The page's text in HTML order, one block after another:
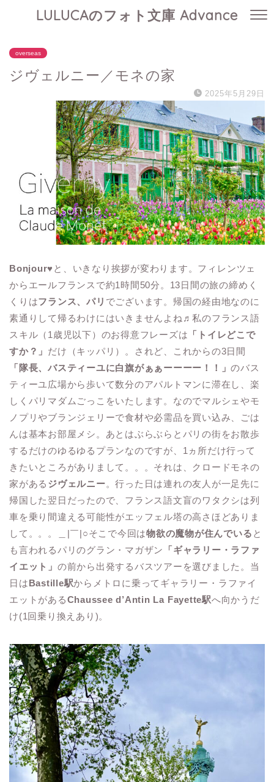
LULUCAのフォト文庫 Advance
overseas
ジヴェルニー／モネの家
2025年5月29日
Bonjour♥と、いきなり挨拶が変わります。フィレンツェ
からエールフランスで約1時間50分。13日間の旅の締めく
くりはフランス、パリ でございます。帰国の経由地なのに
素通りして帰るわけにはいきませんよね♬私のフランス語
スキル（1歳児以下）のお得意フレーズは 「トイレどこで
すか？」 だけ（キッパリ）。されど、これからの3日間
「隊長、バスティーユに白旗がぁぁーーーー！！」のバス
ティーユ広場から歩いて数分のアパルトマンに滞在し、楽
しくパリマダムごっこをいたします。なのでマルシェやモ
ノプリやブランジェリーで食材や必需品を買い込み、ごは
んは基本お部屋メシ。あとはぶらぶらとパリの街をお散歩
するだけのゆるゆるプランなのですが、1ヵ所だけ行って
きたいところがありまして。。。それは、クロードモネの
家がある ジヴェルニー。行った日は連れの友人が一足先に
帰国した翌日だったので、フランス語文盲のワタクシは列
車を乗り間違える可能性がエッフェル塔の高さほどありま
して。。。＿|￣|○そこで今回は物欲の魔物が住んでいる と
も言われるパリのグラン・マガザン
「ギャラリー・ラファ
イエット」 の前から出発するバスツアーを選びました。当
日はBastille駅からメトロに乗ってギャラリー・ラファイ
エットがあるChaussee d’Antin La Fayette駅へ向かうだ
け(1回乗り換えあり)。